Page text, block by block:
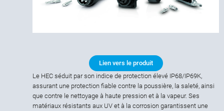
Lien vers le produit
Le HEC séduit par son indice de protection élevé IP68/IP69K,
assurant une protection fiable contre la poussière, la saleté, ainsi
que contre le nettoyage à haute pression et à la vapeur. Ses
matériaux résistants aux UV et à la corrosion garantissent une